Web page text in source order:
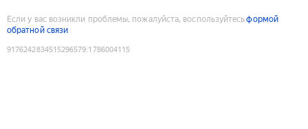
Если у вас возникли проблемы, пожалуйста, воспользуйтесьформой
обратной связи
9176242834515296579:1786004115